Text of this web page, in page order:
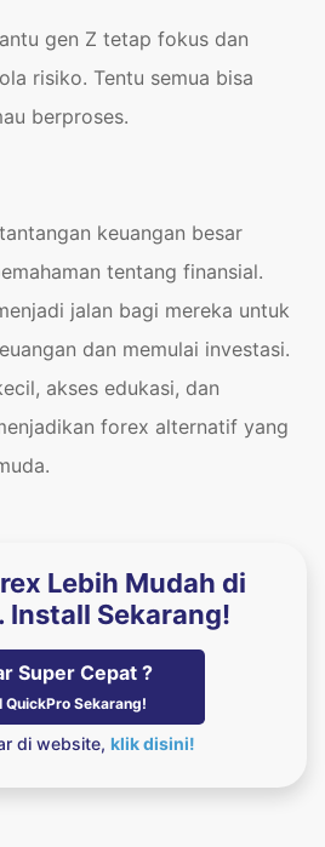
gen Z tetap fokus dan
risiko. Tentu semua bisa
berproses.
keuangan besar
tentang finansial.
jalan bagi mereka untuk
dan memulai investasi.
akses edukasi, dan
forex alternatif yang
Lebih Mudah di
Install Sekarang!
Super Cepat ?
QuickPro Sekarang!
di website, klik disini!